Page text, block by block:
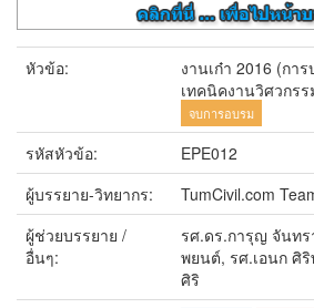
หัวข้อ:
งานเก๋า 2016 (กา
เทคนิคงานวิศวกร
จบการอบรม
รหัสหัวข้อ:
EPE012
ผู้บรรยาย-วิทยากร:
TumCivil.com
ผู้ช่วยบรรยาย /
อื่นๆ:
รศ.ดร.การุญ จันทร
พยนต์, รศ.เอนก ศิ
ศิริ